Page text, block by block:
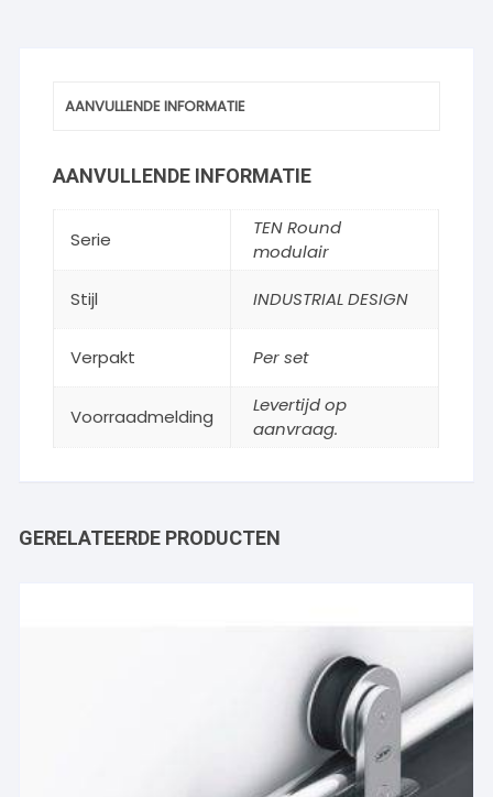
AANVULLENDE INFORMATIE
AANVULLENDE INFORMATIE
Serie
TEN Round
modulair
Stijl INDUSTRIAL DESIGN
Verpakt Per set
Voorraadmelding
Levertijd op
aanvraag.
GERELATEERDE PRODUCTEN